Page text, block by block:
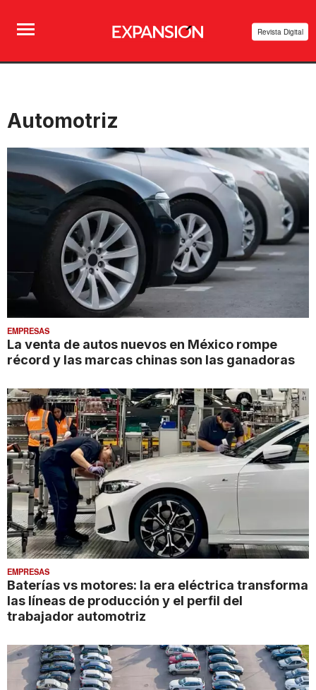
Revista Digital
Automotriz
EMPRESAS
La venta de autos nuevos en México rompe
récord y las marcas chinas son las ganadoras
EMPRESAS
Baterías vs motores: la era eléctrica transforma
las líneas de producción y el perfil del
trabajador automotriz